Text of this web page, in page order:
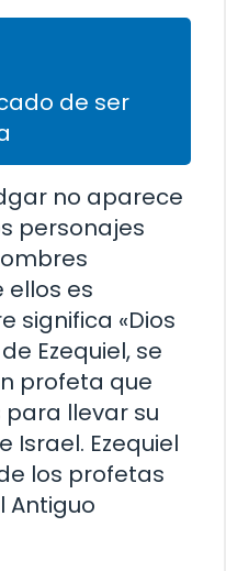
de ser
no aparece
personajes
ellos es
significa «Dios
Ezequiel, se
profeta que
llevar su
Israel. Ezequiel
los profetas
Antiguo